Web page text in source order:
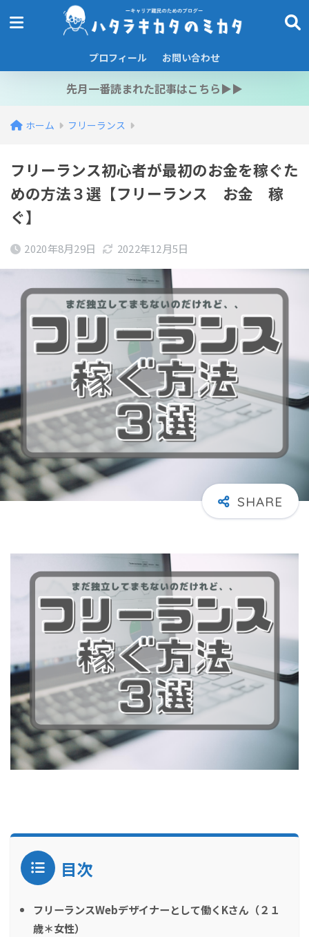
プロフィール お問い合わせ
先月一番読まれた記事はこちら▶︎▶︎
ホーム フリーランス
フリーランス初心者が最初のお金を稼ぐた
めの方法３選【フリーランス お金 稼
ぐ】
2020年8月29日 2022年12月5日
目次
フリーランスWebデザイナーとして働くKさん（２１
歳＊女性）